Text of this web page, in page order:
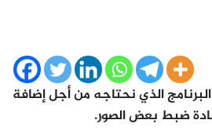
الذي نحتاجه من أجل إضافة
ضبط بعض الصور.